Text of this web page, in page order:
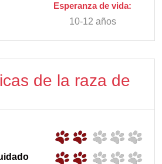
Esperanza de vida:
10-12 años
de la raza de